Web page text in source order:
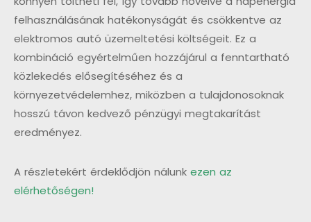
felhasználásának hatékonyságát és csökkentve az
elektromos autó üzemeltetési költségeit. Ez a
kombináció egyértelműen hozzájárul a fenntartható
közlekedés elősegítéséhez és a
környezetvédelemhez, miközben a tulajdonosoknak
hosszú távon kedvező pénzügyi megtakarítást
eredményez.
A részletekért érdeklődjön nálunk ezen az
elérhetőségen!